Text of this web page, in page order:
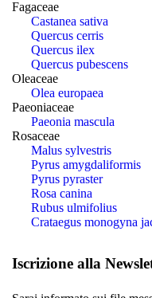
Fagaceae
Castanea sativa
Quercus cerris
Quercus ilex
Quercus pubescens
Oleaceae
Olea europaea
Paeoniaceae
Paeonia mascula
Rosaceae
Malus sylvestris
Pyrus amygdaliformis
Pyrus pyraster
Rosa canina
Rubus ulmifolius
Crataegus monogyna
Iscrizione alla